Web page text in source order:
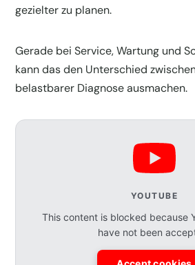
gezielter zu planen.
Gerade bei Service, Wartung und
kann das den Unterschied
belastbarer Diagnose ausmachen.
YOUTUBE
This content is blocked because
have not been